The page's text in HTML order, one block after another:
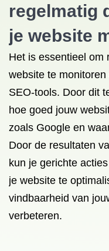
regelmatig
je website
Het is essentieel om
website te
SEO-tools. Door dit
hoe goed jouw
zoals Google en
Door de resultaten
kun je gerichte
je website te
vindbaarheid van
verbeteren.